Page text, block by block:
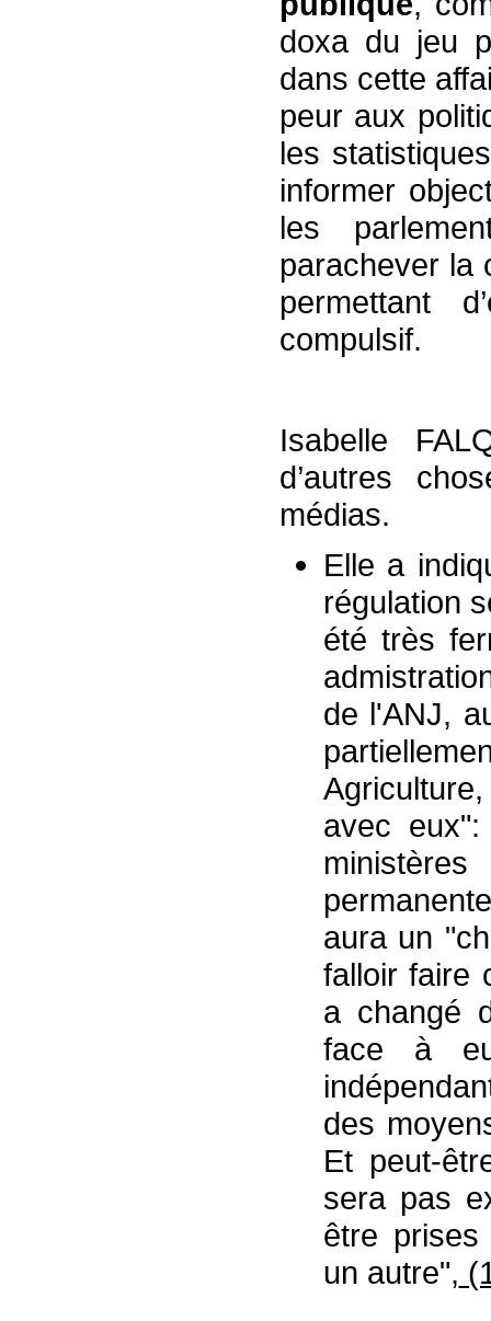
doxa du jeu
dans cette
peur aux
les
informer
les
parachever la
permettant
compulsif.
Isabelle
d’autres
médias.
Elle a
régulation
été très
de l'ANJ,
avec
aura un
falloir faire
a changé
face à
des
Et peut-
sera pas
être
un autre",